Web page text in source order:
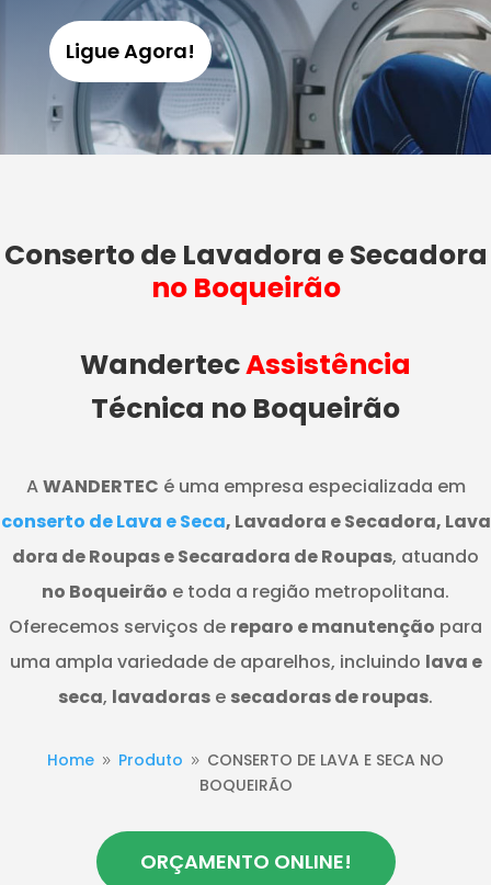
Ligue Agora!
Conserto de Lavadora e Secadora
no Boqueirão
WandertecAssistência
Técnica no Boqueirão
AWANDERTEC é uma empresa especializada em
conserto de Lava e Seca, Lavadora e Secadora, Lava
dora de Roupas e Secaradora de Roupas, atuando
no Boqueirão e toda a região metropolitana.
Oferecemos serviços de reparo e manutenção para
uma ampla variedade de aparelhos, incluindo lava e
seca, lavadoras e secadoras de roupas.
Home 9 Produto 9 CONSERTO DE LAVA E SECA NO
BOQUEIRÃO
ORÇAMENTO ONLINE!